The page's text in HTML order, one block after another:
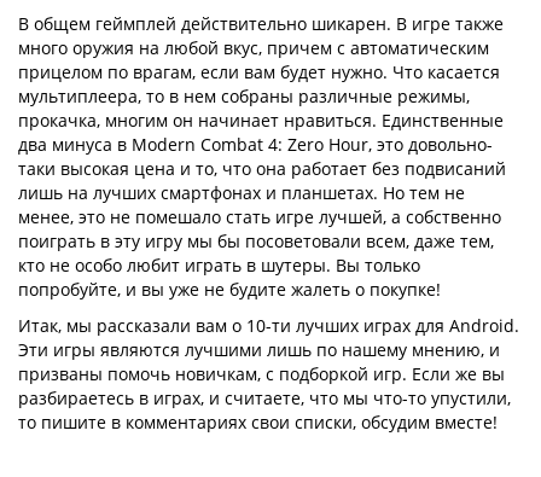
В общем геймплей действительно шикарен. В игре также
много оружия на любой вкус, причем с автоматическим
прицелом по врагам, если вам будет нужно. Что касается
мультиплеера, то в нем собраны различные режимы,
прокачка, многим он начинает нравиться. Единственные
два минуса в Modern Combat 4: Zero Hour, это довольно-
таки высокая цена и то, что она работает без подвисаний
лишь на лучших смартфонах и планшетах. Но тем не
менее, это не помешало стать игре лучшей, а собственно
поиграть в эту игру мы бы посоветовали всем, даже тем,
кто не особо любит играть в шутеры. Вы только
попробуйте, и вы уже не будите жалеть о покупке!
Итак, мы рассказали вам о 10-ти лучших играх для Android.
Эти игры являются лучшими лишь по нашему мнению, и
призваны помочь новичкам, с подборкой игр. Если же вы
разбираетесь в играх, и считаете, что мы что-то упустили,
то пишите в комментариях свои списки, обсудим вместе!